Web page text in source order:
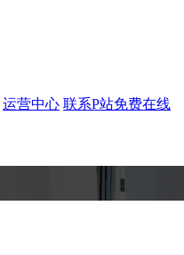
运营中心 联系P站免费在线